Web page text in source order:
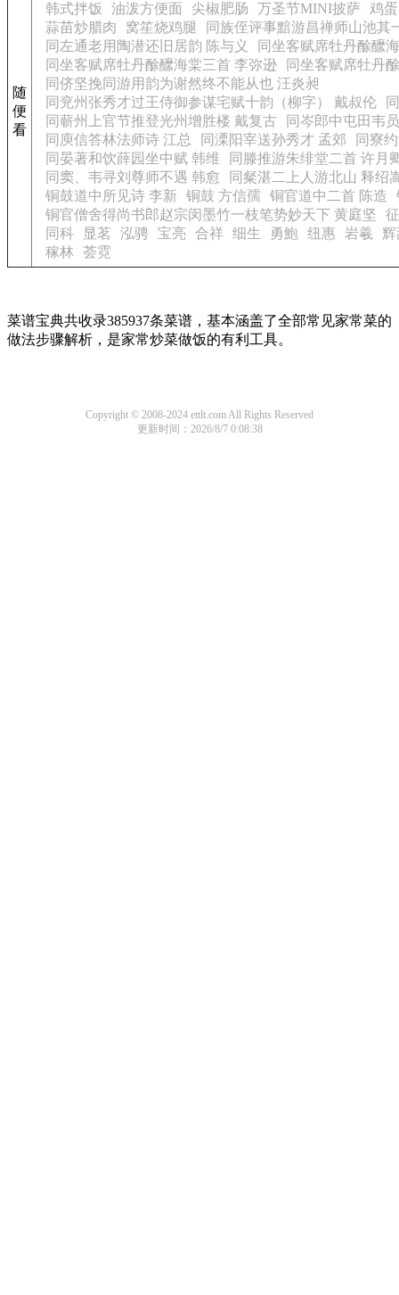
随
便
看
韩式拌饭
油泼方便面 尖椒肥肠 万圣节MINI披萨
鸡
蒜苗炒腊肉
窝笙烧鸡腿
同族侄评事黯游昌禅师山池其
同左通老用陶潜还旧居韵 陈与义
同坐客赋席牡丹酴醿
同坐客赋席牡丹酴醿海棠三首 李弥逊
同坐客赋席牡丹
同侪坚挽同游用韵为谢然终不能从也 汪炎昶
同兖州张秀才过王侍御参谋宅赋十韵（柳字） 戴叔伦
同蕲州上官节推登光州增胜楼 戴复古
同岑郎中屯田韦
同庾信答林法师诗 江总
同溧阳宰送孙秀才 孟郊
同寮
同晏著和饮薛园坐中赋 韩维
同滕推游朱绯堂二首 许月
同窦、韦寻刘尊师不遇 韩愈
同粲湛二上人游北山 释绍
铜鼓道中所见诗 李新
铜鼓 方信孺 铜官道中二首 陈造
铜官僧舍得尚书郎赵宗闵墨竹一枝笔势妙天下 黄庭坚
同科
显茗 泓骋 宝亮 合祥 细生 勇鮑 纽惠 岩羲
辉
稼林
荟霓
菜谱宝典共收录385937条菜谱，基本涵盖了全部常见家常菜的
做法步骤解析，是家常炒菜做饭的有利工具。
Copyright © 2008-2024 ettlt.com All Rights Reserved
更新时间：2026/8/7 0:08:38